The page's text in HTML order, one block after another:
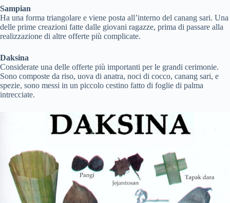
Sampian
Ha una forma triangolare e viene posta all’interno del canang sari. Una
delle prime creazioni fatte dalle giovani ragazze, prima di passare alla
realizzazione di altre offerte più complicate.
Daksina
Considerate una delle offerte più importanti per le grandi cerimonie.
Sono composte da riso, uova di anatra, noci di cocco, canang sari, e
spezie, sono messi in un piccolo cestino fatto di foglie di palma
intrecciate.